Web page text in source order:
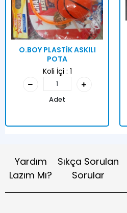
O.BOY PLASTİK ASKILI
POTA
Koli İçi : 1
Adet
Yardım
Lazım Mı?
Sıkça Sorulan
Sorular